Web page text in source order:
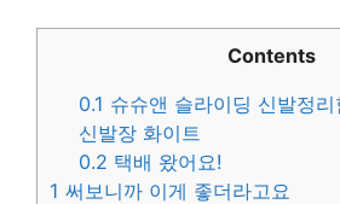
Contents
0.1 슈슈앤 슬라이딩 신발정
신발장 화이트
0.2 택배 왔어요!
1 써보니까 이게 좋더라고요